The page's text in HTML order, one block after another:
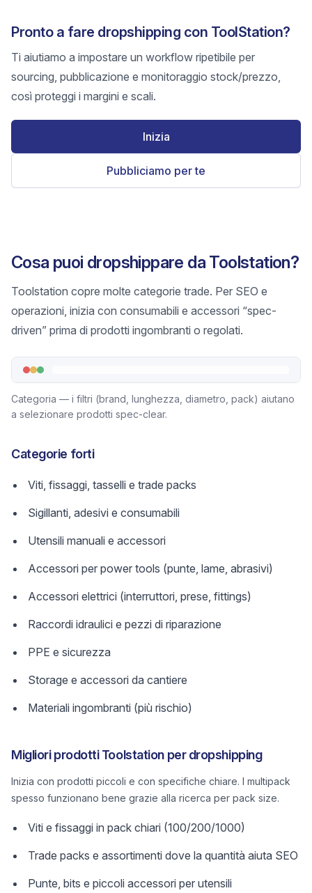
Pronto a fare dropshipping con ToolStation?
Ti aiutiamo a impostare un workflow ripetibile per
sourcing, pubblicazione e monitoraggio stock/prezzo,
così proteggi i margini e scali.
Inizia
Pubbliciamo per te
Cosa puoi dropshippare da Toolstation?
Toolstation copre molte categorie trade. Per SEO e
operazioni, inizia con consumabili e accessori “spec-
driven” prima di prodotti ingombranti o regolati.
Categoria — i filtri (brand, lunghezza, diametro, pack) aiutano
a selezionare prodotti spec-clear.
Categorie forti
Viti, fissaggi, tasselli e trade packs
Sigillanti, adesivi e consumabili
Utensili manuali e accessori
Accessori per power tools (punte, lame, abrasivi)
Accessori elettrici (interruttori, prese, fittings)
Raccordi idraulici e pezzi di riparazione
PPE e sicurezza
Storage e accessori da cantiere
Materiali ingombranti (più rischio)
Migliori prodotti Toolstation per dropshipping
Inizia con prodotti piccoli e con specifiche chiare. I multipack
spesso funzionano bene grazie alla ricerca per pack size.
Viti e fissaggi in pack chiari (100/200/1000)
Trade packs e assortimenti dove la quantità aiuta SEO
Punte, bits e piccoli accessori per utensili